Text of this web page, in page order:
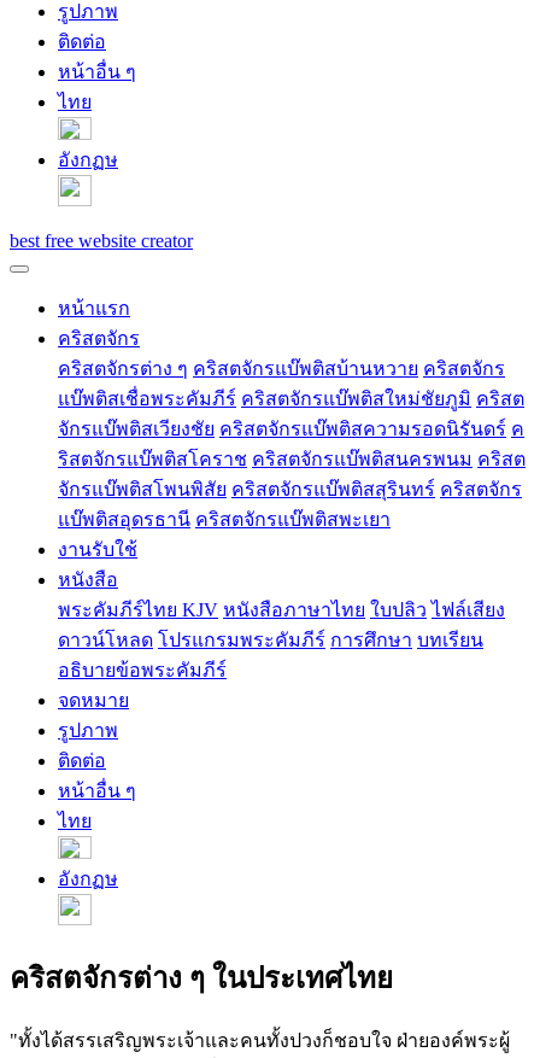
รูปภาพ
ติดต่อ
หน้าอื่น ๆ
ไทย
อังกฏษ
best free website creator
หน้าแรก
คริสตจักร
คริสตจักรต่าง ๆ คริสตจักรแบ๊พติสบ้านหวาย คริสตจักร
แบ๊พติสเชื่อพระคัมภีร์ คริสตจักรแบ๊พติสใหม่ชัยภูมิ คริสต
จักรแบ๊พติสเวียงชัย คริสตจักรแบ๊พติสความรอดนิรันดร์ ค
ริสตจักรแบ๊พติสโคราช คริสตจักรแบ๊พติสนครพนม คริสต
จักรแบ๊พติสโพนพิสัย คริสตจักรแบ๊พติสสุรินทร์ คริสตจักร
แบ๊พติสอุดรธานี คริสตจักรแบ๊พติสพะเยา
งานรับใช้
หนังสือ
พระคัมภีร์ไทย KJV หนังสือภาษาไทย ใบปลิว ไฟล์เสียง
ดาวน์โหลด โปรแกรมพระคัมภีร์ การศึกษา บทเรียน
อธิบายข้อพระคัมภีร์
จดหมาย
รูปภาพ
ติดต่อ
หน้าอื่น ๆ
ไทย
อังกฏษ
คริสตจักรต่าง ๆ ในประเทศไทย
"ทั้งได้สรรเสริญพระเจ้าและคนทั้งปวงก็ชอบใจ ฝ่ายองค์พระผู้